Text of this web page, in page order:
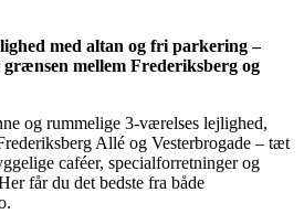
med altan og fri parkering –
mellem Frederiksberg og
og rummelige 3-værelses lejlighed,
Allé og Vesterbrogade – tæt
caféer, specialforretninger og
får du det bedste fra både